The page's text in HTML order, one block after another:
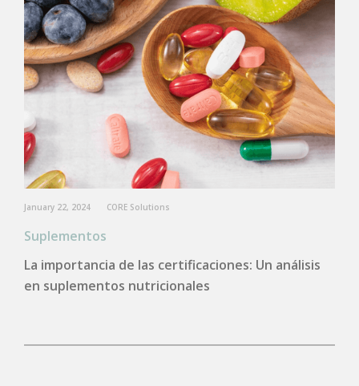
January 22, 2024 CORE Solutions
Suplementos
La importancia de las certificaciones: Un análisis
en suplementos nutricionales